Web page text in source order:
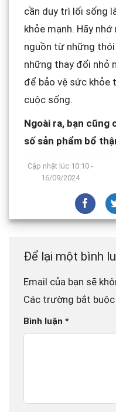
cần duy trì lối sống
khỏe mạnh. Hãy
nguồn từ những
những thay đổi nhỏ
để bảo vệ sức khỏe
cuộc sống.
Ngoài ra, bạn cũng
số sản phẩm bổ
Cập nhật lúc 10:10 -
16/09/2024
Để lại một bình
Email của bạn sẽ
Các trường bắt
Bình luận *